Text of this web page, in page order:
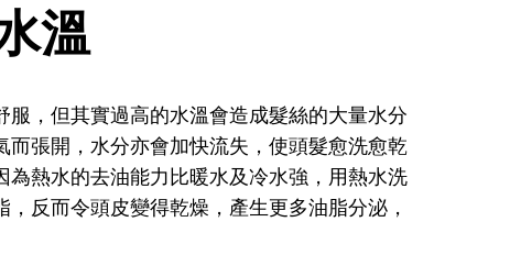
溫
，但其實過高的水溫會造成髮絲的大量水分
張開，水分亦會加快流失，使頭髮愈洗愈乾
熱水的去油能力比暖水及冷水強，用熱水洗
反而令頭皮變得乾燥，產生更多油脂分泌，